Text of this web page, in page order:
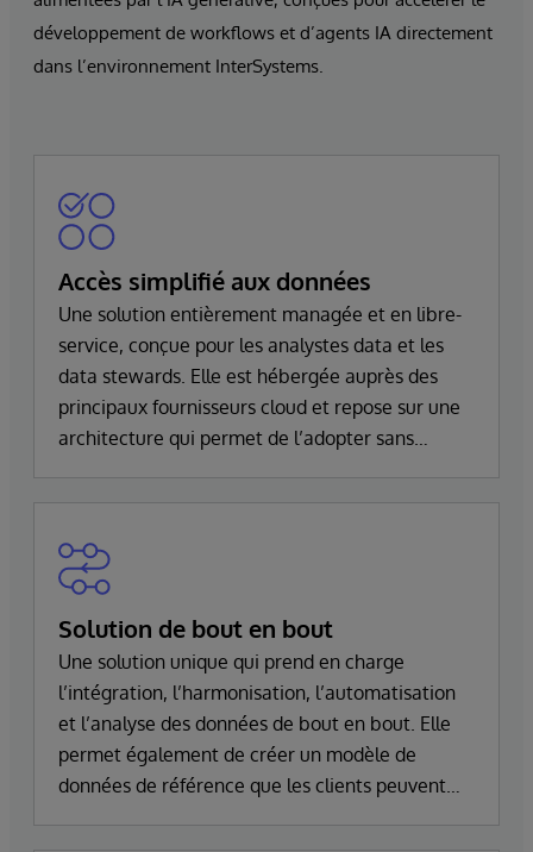
développement de workflows et d’agents IA directement
dans l’environnement InterSystems.
Accès simplifié aux données
Une solution entièrement managée et en libre-
service, conçue pour les analystes data et les
data stewards. Elle est hébergée auprès des
principaux fournisseurs cloud et repose sur une
architecture qui permet de l’adopter sans
Solution de bout en bout
Une solution unique qui prend en charge
l’intégration, l’harmonisation, l’automatisation
et l’analyse des données de bout en bout. Elle
permet également de créer un modèle de
données de référence que les clients peuvent